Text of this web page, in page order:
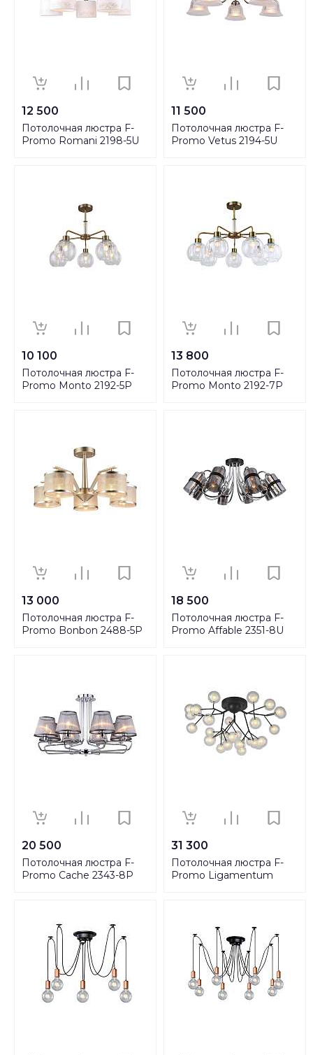
12 500
Потолочная люстра F-
Promo Romani 2198-5U
11 500
Потолочная люстра F-
Promo Vetus 2194-5U
10 100
Потолочная люстра F-
Promo Monto 2192-5P
13 800
Потолочная люстра F-
Promo Monto 2192-7P
13 000
Потолочная люстра F-
Promo Bonbon 2488-5P
18 500
Потолочная люстра F-
Promo Affable 2351-8U
20 500
Потолочная люстра F-
Promo Cache 2343-8P
31 300
Потолочная люстра F-
Promo Ligamentum